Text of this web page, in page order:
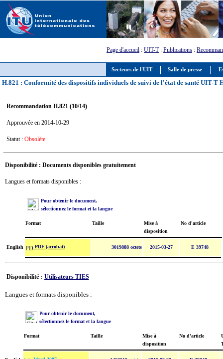
Secteurs de l'UIT Salle de presse
Page d'accueil : UIT-T: Publications :
H.821 : Conformité des dispositifs individuels de suivi de l'état de santé UIT-T
Recommandation H.821 (10/14)
Approuvée en 2014-10-29
Statut : Obsolète
Disponibilité : Documents disponibles gratuitement
Langues et formats disponibles :
Pour obtenir le document,
sélectionnez le format et la langue
Format Taille
Mise à
disposition
No d'article
English PDF (acrobat) 3019888 octets 2015-03-27 E 39748
Disponibilité : Utilisateurs TIES
Langues et formats disponibles :
Pour obtenir le document,
sélectionnez le format et la langue
Format Taille
Mise à
disposition
No d'article